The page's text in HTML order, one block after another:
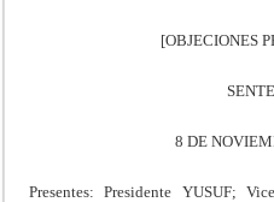
[OBJECIONES
8 DE
Presentes: Presidente YUSUF;